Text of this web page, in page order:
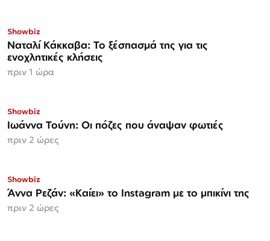
Showbiz
Ναταλί Κάκκαβα: Το ξέσπασμά της για τις
ενοχλητικές κλήσεις
πριν 1 ώρα
Showbiz
Ιωάννα Τούνη: Οι πόζες που άναψαν φωτιές
πριν 2 ώρες
Showbiz
Άννα Ρεζάν: «Καίει» το Instagram με το μπικίνι της
πριν 2 ώρες